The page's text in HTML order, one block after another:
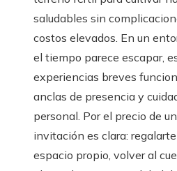
saludables sin
costos elevados. En un
el tiempo parece escapar,
experiencias breves
anclas de presencia y
personal. Por el precio de
invitación es clara:
espacio propio, volver al